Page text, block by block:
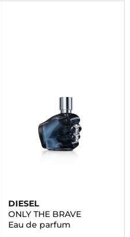
DIESEL
ONLY THE BRAVE
Eau de parfum